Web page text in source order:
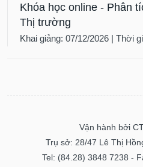
Khóa học online - Phân
Thị trường
Khai giảng: 07/12/2026 | Thời
Vận hành bởi
Trụ sở: 28/47 Lê Thị
Tel: (84.28) 3848 7238 -